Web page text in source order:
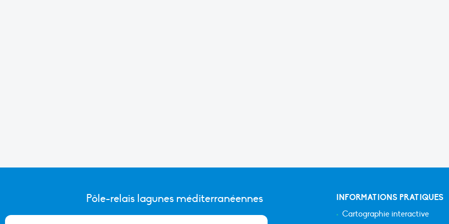
Pôle-relais lagunes méditerranéennes
INFORMATIONS PRATIQUES
Cartographie interactive